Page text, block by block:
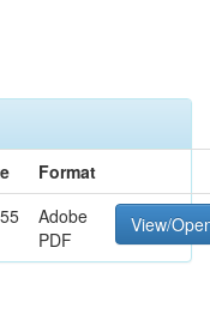
Format
Adobe
PDF
View/